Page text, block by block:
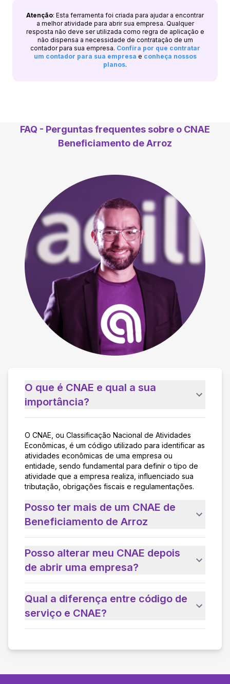
Atenção: Esta ferramenta foi criada para ajudar a encontrar
a melhor atividade para abrir sua empresa. Qualquer
resposta não deve ser utilizada como regra de aplicação e
não dispensa a necessidade de contratação de um
contador para sua empresa. Confira por que contratar
um contador para sua empresa e conheça nossos
planos.
FAQ - Perguntas frequentes sobre o CNAE
Beneficiamento de Arroz
O que é CNAE e qual a sua
importância?
O CNAE, ou Classificação Nacional de Atividades
Econômicas, é um código utilizado para identificar as
atividades econômicas de uma empresa ou
entidade, sendo fundamental para definir o tipo de
atividade que a empresa realiza, influenciado sua
tributação, obrigações fiscais e regulamentações.
Posso ter mais de um CNAE de
Beneficiamento de Arroz
Posso alterar meu CNAE depois
de abrir uma empresa?
Qual a diferença entre código de
serviço e CNAE?